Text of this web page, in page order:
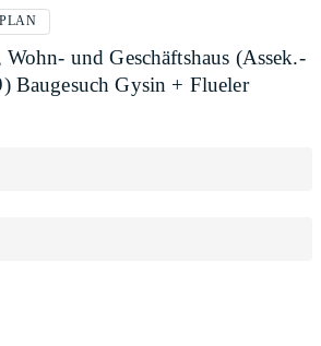
PLAN
Wohn- und Geschäftshaus (Assek.-
Baugesuch Gysin + Flueler